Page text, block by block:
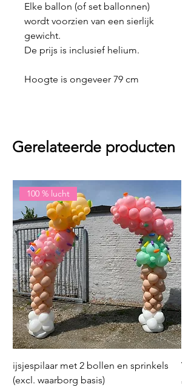
Elke ballon (of set ballonnen)
wordt voorzien van een sierlijk
gewicht.
De prijs is inclusief helium.
Hoogte is ongeveer 79 cm
Gerelateerde producten
100 % lucht
ijsjespilaar met 2 bollen en sprinkels
(excl. waarborg basis)
Prijs
€